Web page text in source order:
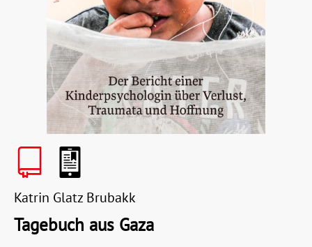
Katrin Glatz Brubakk
Tagebuch aus Gaza